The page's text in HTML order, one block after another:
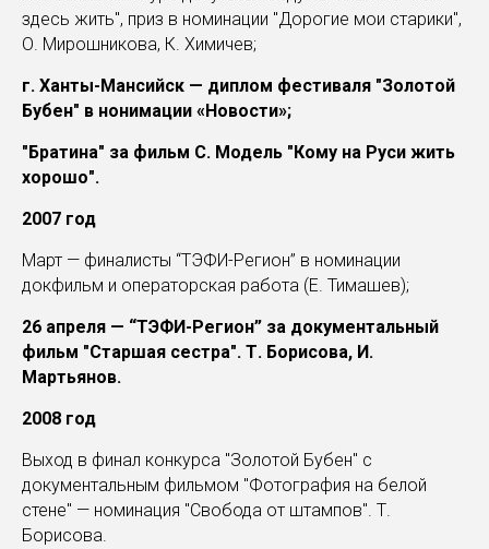
здесь жить", приз в номинации "Дорогие мои старики",
О. Мирошникова, К. Химичев;
г. Ханты-Мансийск — диплом фестиваля "Золотой
Бубен" в нонимации «Новости»;
"Братина" за фильм С. Модель "Кому на Руси жить
хорошо".
2007 год
Март — финалисты “ТЭФИ-Регион” в номинации
докфильм и операторская работа (Е. Тимашев);
26 апреля — “ТЭФИ-Регион” за документальный
фильм "Старшая сестра". Т. Борисова, И.
Мартьянов.
2008 год
Выход в финал конкурса "Золотой Бубен" с
документальным фильмом "Фотография на белой
стене" — номинация "Свобода от штампов". Т.
Борисова.